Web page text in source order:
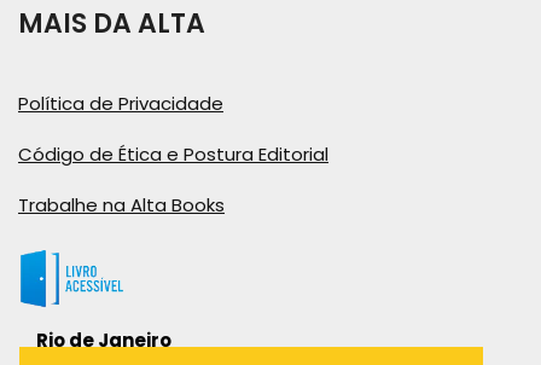
MAIS DA ALTA
Política de Privacidade
Código de Ética e Postura Editorial
Trabalhe na Alta Books
Rio de Janeiro